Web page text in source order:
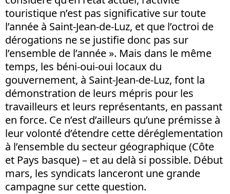
touristique n’est pas significative sur toute
l’année à Saint-Jean-de-Luz, et que l’octroi de
dérogations ne se justifie donc pas sur
l’ensemble de l’année ». Mais dans le même
temps, les béni-oui-oui locaux du
gouvernement, à Saint-Jean-de-Luz, font la
démonstration de leurs mépris pour les
travailleurs et leurs représentants, en passant
en force. Ce n’est d’ailleurs qu’une prémisse à
leur volonté d’étendre cette déréglementation
à l’ensemble du secteur géographique (Côte
et Pays basque) – et au delà si possible. Début
mars, les syndicats lanceront une grande
campagne sur cette question.